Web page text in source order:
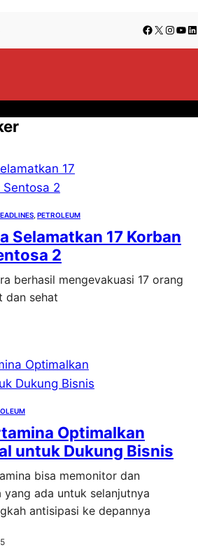
Facebook
X
PETROLEUM
Selamatkan 17 Korban
2
berhasil mengevakuasi 17 orang
dan sehat
Optimalkan
untuk Dukung Bisnis
bisa memonitor dan
ada untuk selanjutnya
antisipasi ke depannya